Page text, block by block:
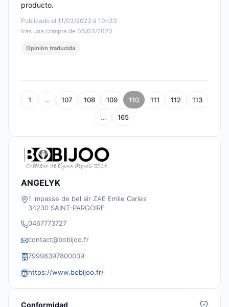
Publicado el 11/03/2023 à 10h33
tras una compra de 06/03/2023
producto.
Opinión traducida
1 … 107 108 109 110 111 112 113
… 165
ANGELYK
1 impasse de bel air ZAE Emile Carles
34230 SAINT-PARGOIRE
0467773727
contact@bobijoo.fr
79998397800039
https://www.bobijoo.fr/
Conformidad